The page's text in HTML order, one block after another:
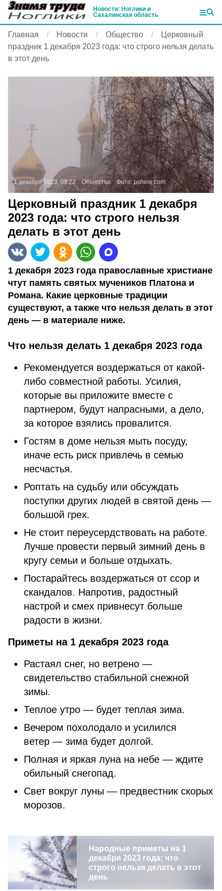
Новости: Ноглики и
Сахалинская область
Главная Новости Общество
Церковный
праздник 1 декабря 2023 года: что строго нельзя делать
в этот день
1 декабря 2023, 09:22 Общество Фото:pxhere.com
Церковный праздник 1 декабря
2023 года: что строго нельзя
делать в этот день
1 декабря 2023 года православные христиане
чтут память святых мучеников Платона и
Романа. Какие церковные традиции
существуют, а также что нельзя делать в этот
день — в материале ниже.
Что нельзя делать 1 декабря 2023 года
Рекомендуется воздержаться от какой-
либо совместной работы. Усилия,
которые вы приложите вместе с
партнером, будут напрасными, а дело,
за которое взялись провалится.
Гостям в доме нельзя мыть посуду,
иначе есть риск привлечь в семью
несчастья.
Роптать на судьбу или обсуждать
поступки других людей в святой день —
большой грех.
Не стоит переусердствовать на работе.
Лучше провести первый зимний день в
кругу семьи и больше отдыхать.
Постарайтесь воздержаться от ссор и
скандалов. Напротив, радостный
настрой и смех привнесут больше
радости в жизни.
Приметы на 1 декабря 2023 года
Растаял снег, но ветрено —
свидетельство стабильной снежной
зимы.
Теплое утро — будет теплая зима.
Вечером похолодало и усилился
ветер — зима будет долгой.
Полная и яркая луна на небе — ждите
обильный снегопад.
Свет вокруг луны — предвестник скорых
морозов.
Народные приметы на 1
декабря 2023 года: что
строго нельзя делать в этот
день